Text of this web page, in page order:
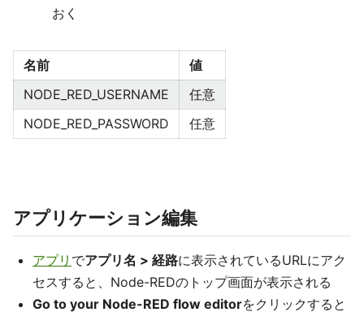
おく
名前
値
NODE_RED_USERNAME
任意
NODE_RED_PASSWORD
任意
アプリケーション編集
アプリ でアプリ名 > 経路に表示されているURLにアク
セスすると、Node-REDのトップ画面が表示される
Go to your Node-RED flow editorをクリックすると